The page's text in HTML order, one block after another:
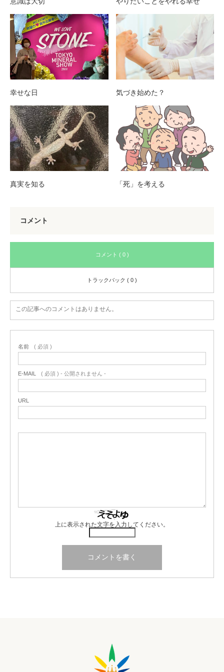
幸せな日 気づき始めた？
真実を知る 「死」を考える
コメント
コメント ( 0 )
トラックバック ( 0 )
この記事へのコメントはありません。
名前 ( 必須 )
E-MAIL ( 必須 ) - 公開されません -
URL
上に表示された文字を入力してください。